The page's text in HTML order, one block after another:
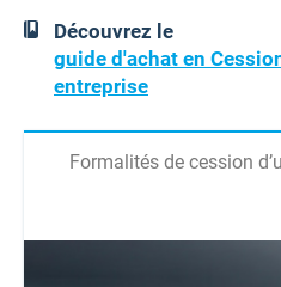
Découvrez le
guide d'achat en
entreprise
Formalités de cession